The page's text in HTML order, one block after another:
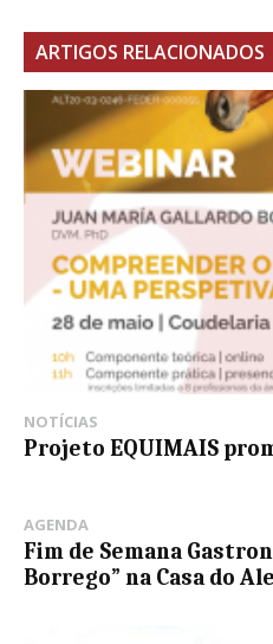
ARTIGOS RELACIONADOS
NOTÍCIAS
Projeto EQUIMAIS
AGENDA
Fim de Semana
Borrego” na Casa do